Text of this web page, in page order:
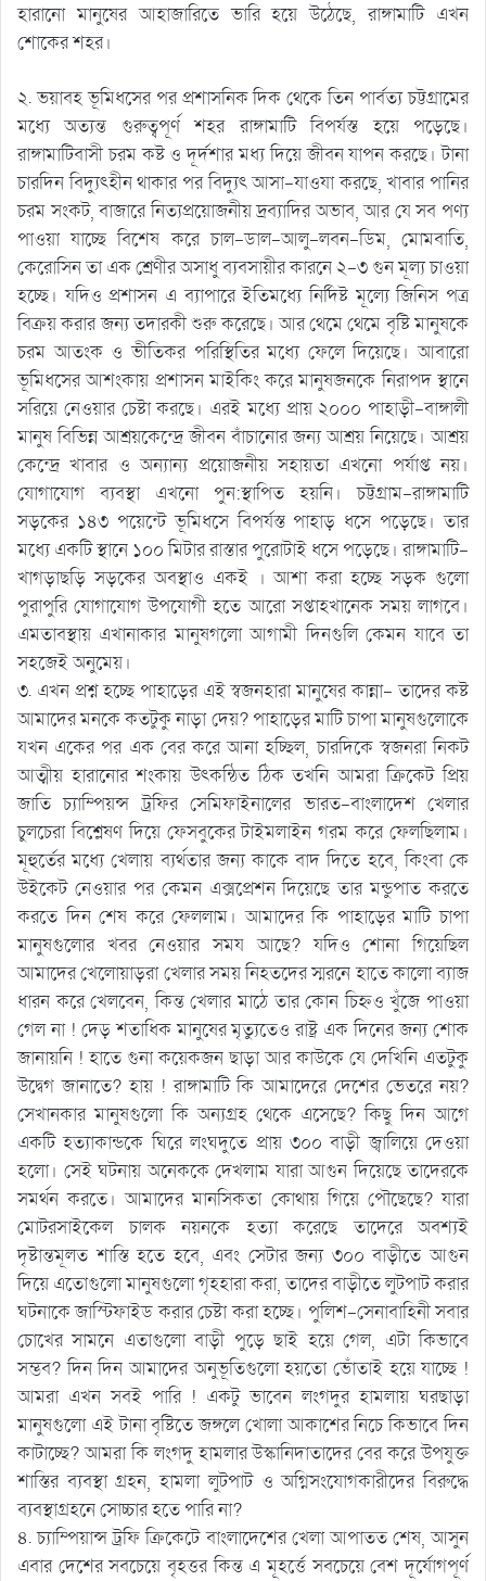
হারানো মানুষের আহাজারিতে ভারি হয়ে উঠেছে, রাঙ্গামাটি এখন
শোকের শহর।
২. ভয়াবহ ভূমিধসের পর প্রশাসনিক দিক থেকে তিন পার্বত্য চট্টগ্রামের
মধ্যে অত্যন্ত গুরুত্বপূর্ণ শহর রাঙ্গামাটি বিপর্যস্ত হয়ে পড়েছে।
রাঙ্গামাটিবাসী চরম কষ্ট ও দূর্দশার মধ্য দিয়ে জীবন যাপন করছে। টানা
চারদিন বিদ্যুৎহীন থাকার পর বিদ্যুৎ আসা-যাওযা করছে, খাবার পানির
চরম সংকট, বাজারে নিত্যপ্রয়োজনীয় দ্রব্যাদির অভাব, আর যে সব পণ্য
পাওয়া যাচ্ছে বিশেষ করে চাল-ডাল-আলু-লবন-ডিম, মোমবাতি,
কেরোসিন তা এক শ্রেণীর অসাধু ব্যবসায়ীর কারনে ২-৩ গুন মূল্য চাওয়া
হচ্ছে। যদিও প্রশাসন এ ব্যাপারে ইতিমধ্যে নির্দিষ্ট মূল্যে জিনিস পত্র
বিক্রয় করার জন্য তদারকী শুরু করেছে। আর থেমে থেমে বৃষ্টি মানুষকে
চরম আতংক ও ভীতিকর পরিস্থিতির মধ্যে ফেলে দিয়েছে। আবারো
ভূমিধসের আশংকায় প্রশাসন মাইকিং করে মানুষজনকে নিরাপদ স্থানে
সরিয়ে নেওয়ার চেষ্টা করছে। এরই মধ্যে প্রায় ২০০০ পাহাড়ী-বাঙ্গালী
মানুষ বিভিন্ন আশ্রয়কেন্দ্রে জীবন বাঁচানোর জন্য আশ্রয় নিয়েছে। আশ্রয়
কেন্দ্রে খাবার ও অন্যান্য প্রয়োজনীয় সহায়তা এখনো পর্যাপ্ত নয়।
যোগাযোগ ব্যবস্থা এখনো পুন:স্থাপিত হয়নি। চট্টগ্রাম-রাঙ্গামাটি
সড়কের ১৪৩ পয়েন্টে ভূমিধসে বিপর্যস্ত পাহাড় ধসে পড়েছে। তার
মধ্যে একটি স্থানে ১০০ মিটার রাস্তার পুরোটাই ধসে পড়েছে। রাঙ্গামাটি-
খাগড়াছড়ি সড়কের অবস্থাও একই । আশা করা হচ্ছে সড়ক গুলো
পুরাপুরি যোগাযোগ উপযোগী হতে আরো সপ্তাহখানেক সময় লাগবে।
এমতাবস্থায় এখানাকার মানুষগলো আগামী দিনগুলি কেমন যাবে তা
সহজেই অনুমেয়।
৩. এখন প্রশ্ন হচ্ছে পাহাড়ের এই স্বজনহারা মানুষের কান্না- তাদের কষ্ট
আমাদের মনকে কতটুকু নাড়া দেয়? পাহাড়ের মাটি চাপা মানুষগুলোকে
যখন একের পর এক বের করে আনা হচ্ছিল, চারদিকে স্বজনরা নিকট
আত্মীয় হারানোর শংকায় উৎকন্ঠিত ঠিক তখনি আমরা ক্রিকেট প্রিয়
জাতি চ্যাম্পিয়ন্স ট্রফির সেমিফাইনালের ভারত-বাংলাদেশ খেলার
চুলচেরা বিশ্লেষণ দিয়ে ফেসবুকের টাইমলাইন গরম করে ফেলছিলাম।
মূহুর্তের মধ্যে খেলায় ব্যর্থতার জন্য কাকে বাদ দিতে হবে, কিংবা কে
উইকেট নেওয়ার পর কেমন এক্সপ্রেশন দিয়েছে তার মন্ডুপাত করতে
করতে দিন শেষ করে ফেললাম। আমাদের কি পাহাড়ের মাটি চাপা
মানুষগুলোর খবর নেওয়ার সময আছে? যদিও শোনা গিয়েছিল
আমাদের খেলোয়াড়রা খেলার সময় নিহতদের স্মরনে হাতে কালো ব্যাজ
ধারন করে খেলবেন, কিন্ত খেলার মাঠে তার কোন চিহ্নও খুঁজে পাওয়া
গেল না ! দেড় শতাধিক মানুষের মৃত্যুতেও রাষ্ট্র এক দিনের জন্য শোক
জানায়নি ! হাতে গুনা কয়েকজন ছাড়া আর কাউকে যে দেখিনি এতটুকু
উদ্বেগ জানাতে? হায় ! রাঙ্গামাটি কি আমাদেরে দেশের ভেতরে নয়?
সেখানকার মানুষগুলো কি অন্যগ্রহ থেকে এসেছে? কিছু দিন আগে
একটি হত্যাকান্ডকে ঘিরে লংঘদুতে প্রায় ৩০০ বাড়ী জ্বালিয়ে দেওয়া
হলো। সেই ঘটনায় অনেককে দেখলাম যারা আগুন দিয়েছে তাদেরকে
সমর্থন করতে। আমাদের মানসিকতা কোথায় গিয়ে পৌছেছে? যারা
মোটরসাইকেল চালক নয়নকে হত্যা করেছে তাদেরে অবশ্যই
দৃষ্টান্তমূলত শাস্তি হতে হবে, এবং সেটার জন্য ৩০০ বাড়ীতে আগুন
দিয়ে এতোগুলো মানুষগুলো গৃহহারা করা, তাদের বাড়ীতে লুটপাট করার
ঘটনাকে জাস্টিফাইড করার চেষ্টা করা হচ্ছে। পুলিশ-সেনাবাহিনী সবার
চোখের সামনে এতাগুলো বাড়ী পুড়ে ছাই হয়ে গেল, এটা কিভাবে
সম্ভব? দিন দিন আমাদের অনুভূতিগুলো হয়তো ভোঁতাই হয়ে যাচ্ছে !
আমরা এখন সবই পারি ! একটু ভাবেন লংগদুর হামলায় ঘরছাড়া
মানুষগুলো এই টানা বৃষ্টিতে জঙ্গলে খোলা আকাশের নিচে ‍কিভাবে দিন
কাটাচ্ছে? আমরা কি লংগদু হামলার উস্কানিদাতাদের বের করে উপযুক্ত
শাস্তির ব্যবস্থা গ্রহন, হামলা লুটপাট ও অগ্নিসংযোগকারীদের বিরুদ্ধে
ব্যবস্থাগ্রহনে সোচ্চার হতে পারি না?
৪. চ্যাম্পিয়ান্স ট্রফি ক্রিকেটে বাংলাদেশের খেলা আপাতত শেষ, আসুন
এবার দেশের সবচেয়ে বৃহত্তর কিন্ত এ মূহর্ত্তে সবচেয়ে বেশ দূর্যোগপূর্ণ